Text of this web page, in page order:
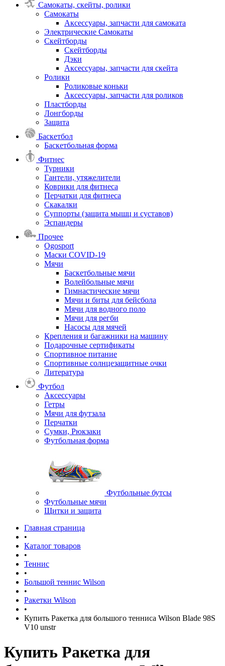
Самокаты, скейты, ролики
Самокаты
Аксессуары, запчасти для самоката
Электрические Самокаты
Скейтборды
Скейтборды
Дэки
Аксессуары, запчасти для скейта
Ролики
Роликовые коньки
Аксессуары, запчасти для роликов
Пластборды
Лонгборды
Защита
Баскетбол
Баскетбольная форма
Фитнес
Турники
Гантели, утяжелители
Коврики для фитнеса
Перчатки для фитнеса
Скакалки
Суппорты (защита мышц и суставов)
Эспандеры
Прочее
Ogosport
Маски COVID-19
Мячи
Баскетбольные мячи
Волейбольные мячи
Гимнастические мячи
Мячи и биты для бейсбола
Мячи для водного поло
Мячи для регби
Насосы для мячей
Крепления и багажники на машину
Подарочные сертификаты
Спортивное питание
Спортивные солнцезащитные очки
Литература
Футбол
Аксессуары
Гетры
Мячи для футзала
Перчатки
Сумки, Рюкзаки
Футбольная форма
Футбольные бутсы
Футбольные мячи
Щитки и защита
Главная страница
•
Каталог товаров
•
Теннис
•
Большой теннис Wilson
•
Ракетки Wilson
•
Купить Ракетка для большого тенниса Wilson Blade 98S
V10 unstr
Купить Ракетка для